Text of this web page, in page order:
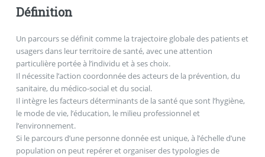
Définition
Un parcours se définit comme la trajectoire globale des patients et
usagers dans leur territoire de santé, avec une attention
particulière portée à l’individu et à ses choix.
Il nécessite l’action coordonnée des acteurs de la prévention, du
sanitaire, du médico-social et du social.
Il intègre les facteurs déterminants de la santé que sont l’hygiène,
le mode de vie, l’éducation, le milieu professionnel et
l’environnement.
Si le parcours d’une personne donnée est unique, à l’échelle d’une
population on peut repérer et organiser des typologies de